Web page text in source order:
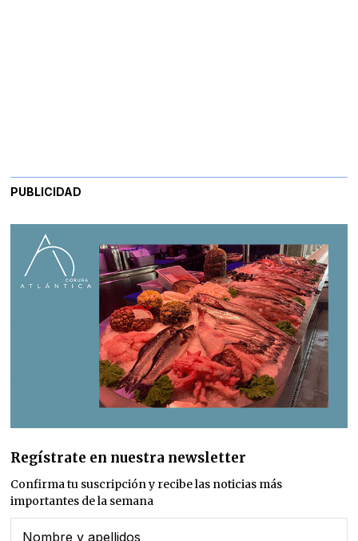
PUBLICIDAD
Regístrate en nuestra newsletter
Confirma tu suscripción y recibe las noticias más
importantes de la semana